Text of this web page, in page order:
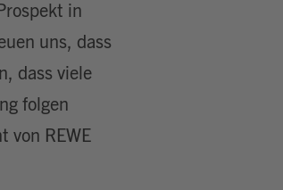
in
uns, dass
dass viele
folgen
von REWE